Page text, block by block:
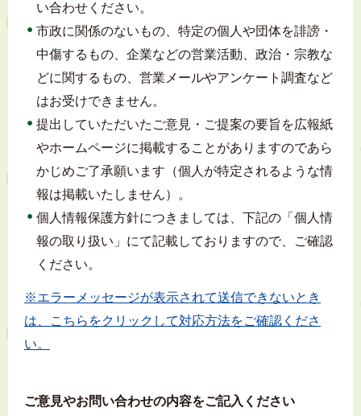
い合わせください。
市政に関係のないもの、特定の個人や団体を誹謗・
中傷するもの、企業などの営業活動、政治・宗教な
どに関するもの、営業メールやアンケート調査など
はお受けできません。
提出していただいたご意見・ご提案の要旨を広報紙
やホームページに掲載することがありますのであら
かじめご了承願います（個人が特定されるような情
報は掲載いたしません）。
個人情報保護方針につきましては、下記の「個人情
報の取り扱い」にて記載しておりますので、ご確認
ください。
※エラーメッセージが表示されて送信できないとき
は、こちらをクリックして対応方法をご確認くださ
い。
ご意見やお問い合わせの内容をご記入ください